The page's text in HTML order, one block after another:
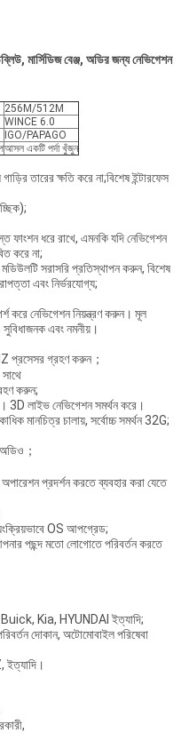
মার্সিডিজ বেঞ্জ, অডির জন্য নেভিগেশন
256M/512M
WINCE 6.0
IGO/PAPAGO
আসল একটি পর্দা খুঁজুন
তারের ক্ষতি করে না;বিশেষ ইন্টারফেস
ধরে রাখে, এমনকি যদি নেভিগেশন
করে না;
সরাসরি প্রতিস্থাপন করুন, বিশেষ
এবং নির্ভরযোগ্য;
করে নেভিগেশন নিয়ন্ত্রণ করুন। মূল
এবং নমনীয়।
প্রসেসর গ্রহণ করুন；
করুন;
3D লাইভ নেভিগেশন সমর্থন করে।
মানচিত্র চালায়, সর্বোচ্চ সমর্থন 32G;
；
প্রদর্শন করতে ব্যবহার করা যেতে
OS আপগ্রেড;
পছন্দ মতো লোগোতে পরিবর্তন করতে
Kia, HYUNDAI ইত্যাদি;
দোকান, অটোমোবাইল পরিষেবা